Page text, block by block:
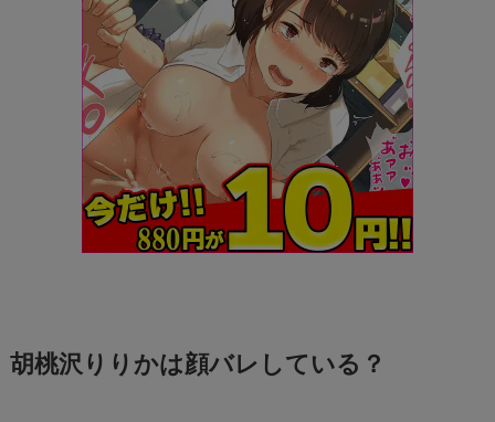
胡桃沢りりかは顔バレしている？